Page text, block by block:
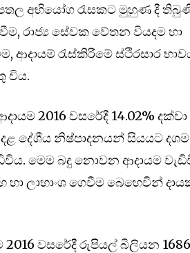
අභියෝග රැසකට මුහුණ දී
රාජ්‍ය සේවක වේතන වියදම හා
ආදායම් රැස්කිරීමේ ස්ථිරසාර
විය.
2016 වසරේදී 14.02% දක්වා
දේශීය නිෂ්පාදනයන් සියයට දශම
මෙම බදු නොවන ආදායම
හා ලාභාංශ ගෙවීම බෙහෙවින්
2016 වසරේදී රුපියල් බිලියන